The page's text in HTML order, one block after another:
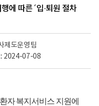
에 따른 ´입·퇴원 절차
제도운영팀
2024-07-08
자 복지서비스 지원에